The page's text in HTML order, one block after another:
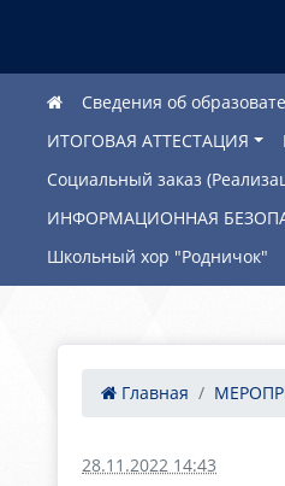
Сведения об
ИТОГОВАЯ АТТЕСТАЦИЯ
Социальный заказ
ИНФОРМАЦИОННАЯ
Школьный хор "Родничок"
Главная
28.11.2022 14:43